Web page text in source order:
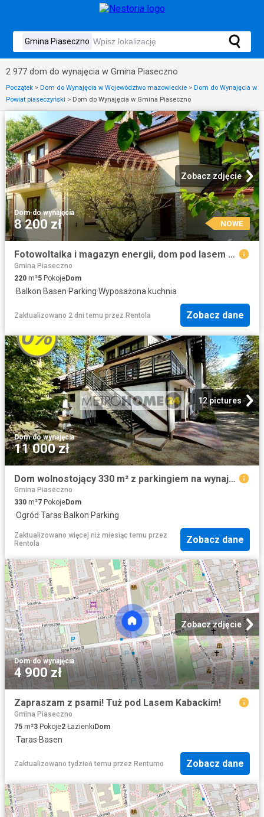
2 977 dom do wynajęcia w Gmina Piaseczno
Początek > Dom do Wynajęcia w Województwo mazowieckie > Dom do Wynajęcia w
Powiat piaseczyński > Dom do Wynajęcia w Gmina Piaseczno
Zobacz zdjęcie
Dom·do wynajęcia
8 200 zł NOWE
Fotowoltaika i magazyn energii, dom pod lasem Głosków
Gmina Piaseczno
220 m²5 PokojeDom
·Balkon·Basen·Parking·Wyposażona kuchnia
Zaktualizowano 2 dni temu przez Rentola Zobacz dane
12 pictures
Dom·do wynajęcia
11 000 zł
Dom wolnostojący 330 m² z parkingiem na wynajem Piaseczno
Gmina Piaseczno
330 m²7 PokojeDom
·Ogród·Taras·Balkon·Parking
Zaktualizowano więcej niż miesiąc temu przez
Rentola
Zobacz dane
Zobacz zdjęcie
Dom·do wynajęcia
4 900 zł
Zapraszam z psami! Tuż pod Lasem Kabackim!
Gmina Piaseczno
75 m²3 Pokoje2 Łazienki Dom
·Taras·Basen
Zaktualizowano tydzień temu przez Rentumo Zobacz dane